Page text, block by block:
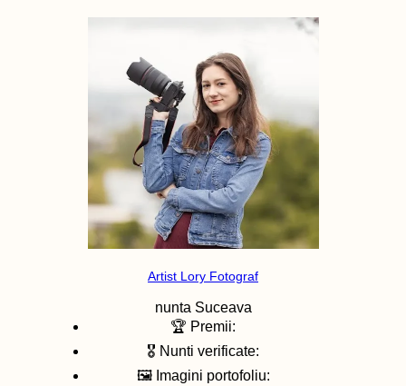
Artist Lory Fotograf
nunta Suceava
🏆 Premii:
🎖️ Nunti verificate:
🖼️ Imagini portofoliu: